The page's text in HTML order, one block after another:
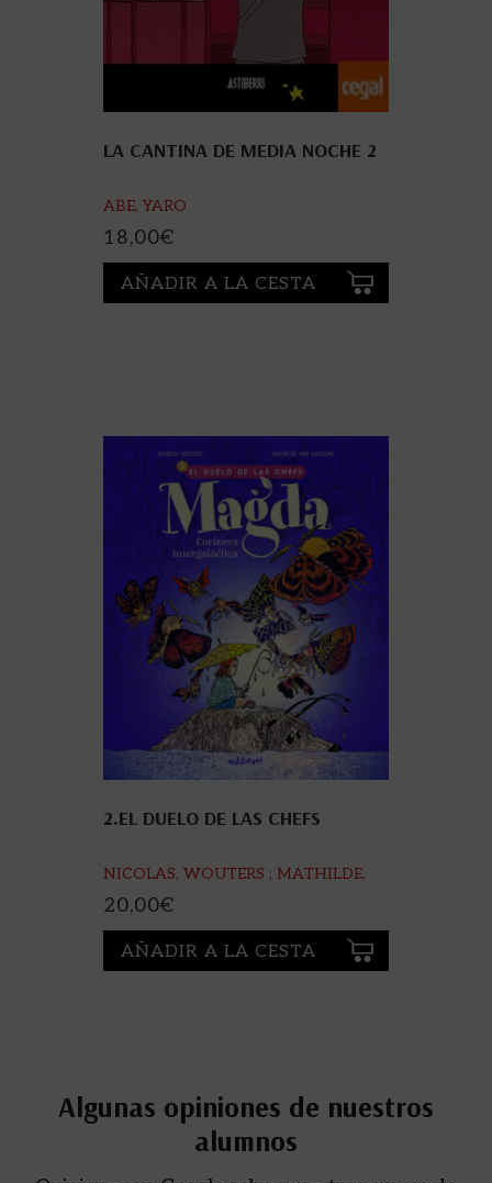
LA CANTINA DE MEDIA NOCHE 2
ABE, YARO
18,00€
AÑADIR A LA CESTA
2.EL DUELO DE LAS CHEFS
NICOLAS, WOUTERS ; MATHILDE,
VAN GHELUWE
20,00€
AÑADIR A LA CESTA
Algunas opiniones de nuestros
alumnos